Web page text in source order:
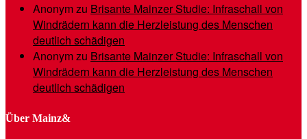
Anonymzu Brisante Mainzer Studie: Infraschall von
Windrädern kann die Herzleistung des Menschen
deutlich schädigen
Anonymzu Brisante Mainzer Studie: Infraschall von
Windrädern kann die Herzleistung des Menschen
deutlich schädigen
Über Mainz&